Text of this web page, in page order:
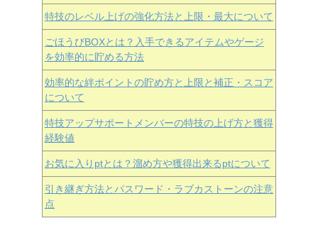
特技のレベル上げの強化方法と上限・最大について
ごほうびBOXとは？入手できるアイテムやゲージ
を効率的に貯める方法
効率的な絆ポイントの貯め方と上限と補正・スコア
について
特技アップサポートメンバーの特技の上げ方と獲得
経験値
お気に入りptとは？溜め方や獲得出来るptについて
引き継ぎ方法とパスワード・ラブカストーンの注意
点